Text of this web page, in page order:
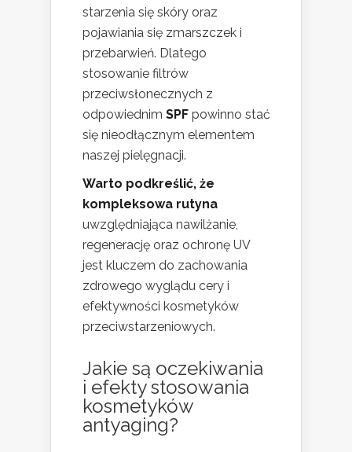
starzenia się skóry oraz
pojawiania się zmarszczek i
przebarwień. Dlatego
stosowanie filtrów
przeciwsłonecznych z
odpowiednim SPF powinno stać
się nieodłącznym elementem
naszej pielęgnacji.
Warto podkreślić, że
kompleksowa rutyna
uwzględniająca nawilżanie,
regenerację oraz ochronę UV
jest kluczem do zachowania
zdrowego wyglądu cery i
efektywności kosmetyków
przeciwstarzeniowych.
Jakie są oczekiwania
i efekty stosowania
kosmetyków
antyaging?